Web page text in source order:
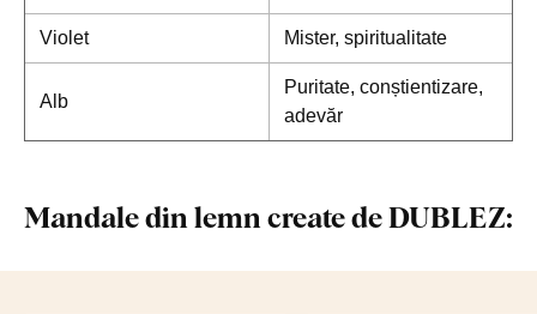
Violet Mister, spiritualitate
Alb
Puritate, conștientizare,
adevăr
Mandale din lemn create de DUBLEZ: